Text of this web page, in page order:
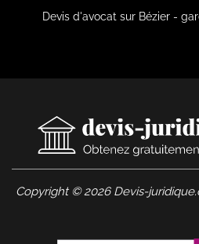
Devis d'avocat sur Bézier -
Copyright © 2026 Devis-